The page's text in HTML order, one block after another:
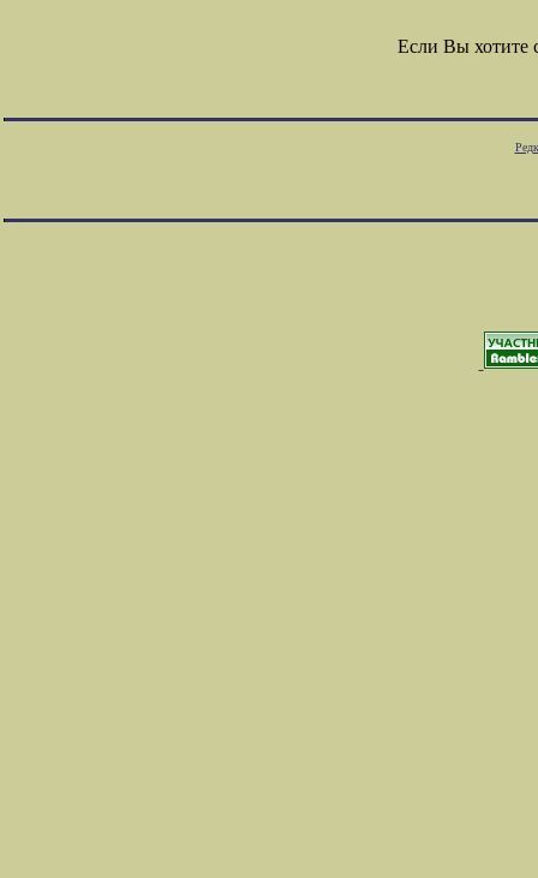
Если Вы хотите